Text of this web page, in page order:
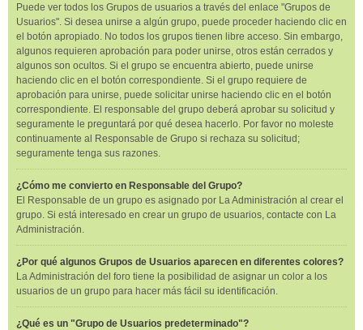
Puede ver todos los Grupos de usuarios a través del enlace "Grupos de
Usuarios". Si desea unirse a algún grupo, puede proceder haciendo clic en
el botón apropiado. No todos los grupos tienen libre acceso. Sin embargo,
algunos requieren aprobación para poder unirse, otros están cerrados y
algunos son ocultos. Si el grupo se encuentra abierto, puede unirse
haciendo clic en el botón correspondiente. Si el grupo requiere de
aprobación para unirse, puede solicitar unirse haciendo clic en el botón
correspondiente. El responsable del grupo deberá aprobar su solicitud y
seguramente le preguntará por qué desea hacerlo. Por favor no moleste
continuamente al Responsable de Grupo si rechaza su solicitud;
seguramente tenga sus razones.
¿Cómo me convierto en Responsable del Grupo?
El Responsable de un grupo es asignado por La Administración al crear el
grupo. Si está interesado en crear un grupo de usuarios, contacte con La
Administración.
¿Por qué algunos Grupos de Usuarios aparecen en diferentes colores?
La Administración del foro tiene la posibilidad de asignar un color a los
usuarios de un grupo para hacer más fácil su identificación.
¿Qué es un "Grupo de Usuarios predeterminado"?